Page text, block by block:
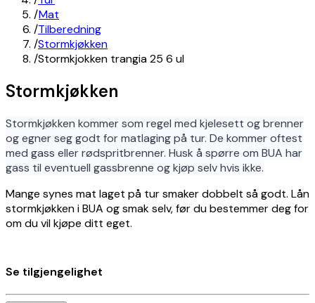
/Mat
/Tilberedning
/Stormkjøkken
/Stormkjokken trangia 25 6 ul
Stormkjøkken
Stormkjøkken kommer som regel med kjelesett og brenner
og egner seg godt for matlaging på tur. De kommer oftest
med gass eller rødspritbrenner. Husk å spørre om BUA har
gass til eventuell gassbrenne og kjøp selv hvis ikke.
Mange synes mat laget på tur smaker dobbelt så godt. Lån
stormkjøkken i BUA og smak selv, før du bestemmer deg for
om du vil kjøpe ditt eget.
Se tilgjengelighet